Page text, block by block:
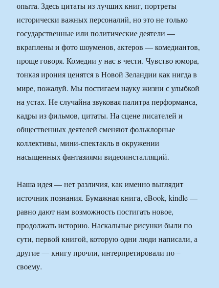
опыта. Здесь цитаты из лучших книг, портреты
исторически важных персоналий, но это не только
государственные или политические деятели —
вкраплены и фото шоуменов, актеров — комедиантов,
проще говоря. Комедии у нас в чести. Чувство юмора,
тонкая ирония ценятся в Новой Зеландии как нигда в
мире, пожалуй. Мы постигаем науку жизни с улыбкой
на устах. Не случайна звуковая палитра перформанса,
кадры из фильмов, цитаты. На сцене писателей и
общественных деятелей сменяют фольклорные
коллективы, мини-спектакль в окружении
насыщенных фантазиями видеоинсталляций.
Наша идея — нет различия, как именно выглядит
источник познания. Бумажная книга, eBook, kindle —
равно дают нам возможность постигать новое,
продолжать историю. Наскальные рисунки были по
сути, первой книгой, которую одни люди написали, а
другие — книгу прочли, интерпретировали по –
своему.